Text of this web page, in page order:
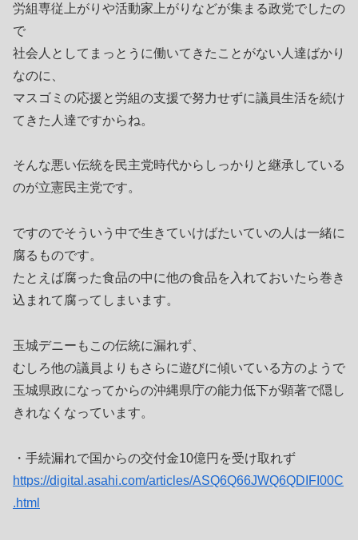
労組専従上がりや活動家上がりなどが集まる政党でしたの
で
社会人としてまっとうに働いてきたことがない人達ばかり
なのに、
マスゴミの応援と労組の支援で努力せずに議員生活を続け
てきた人達ですからね。
そんな悪い伝統を民主党時代からしっかりと継承している
のが立憲民主党です。
ですのでそういう中で生きていけばたいていの人は一緒に
腐るものです。
たとえば腐った食品の中に他の食品を入れておいたら巻き
込まれて腐ってしまいます。
玉城デニーもこの伝統に漏れず、
むしろ他の議員よりもさらに遊びに傾いている方のようで
玉城県政になってからの沖縄県庁の能力低下が顕著で隠し
きれなくなっています。
・手続漏れで国からの交付金10億円を受け取れず
https://digital.asahi.com/articles/ASQ6Q66JWQ6QDIFI00C
.html